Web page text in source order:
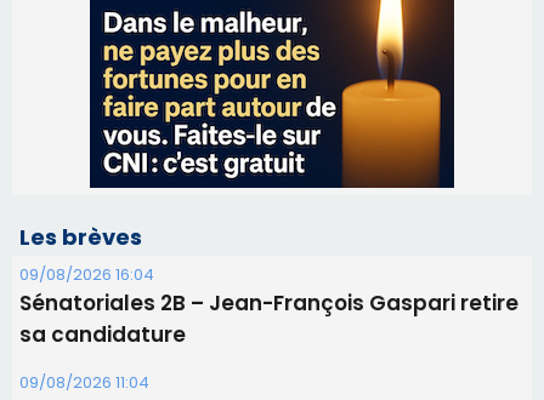
Les brèves
09/08/2026 16:04
Sénatoriales 2B – Jean-François Gaspari retire
sa candidature
09/08/2026 11:04